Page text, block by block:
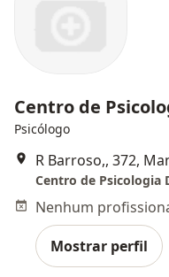
Centro de
Psicólogo
R Barroso,, 372,
Centro de Psicologia
Mostrar perfil